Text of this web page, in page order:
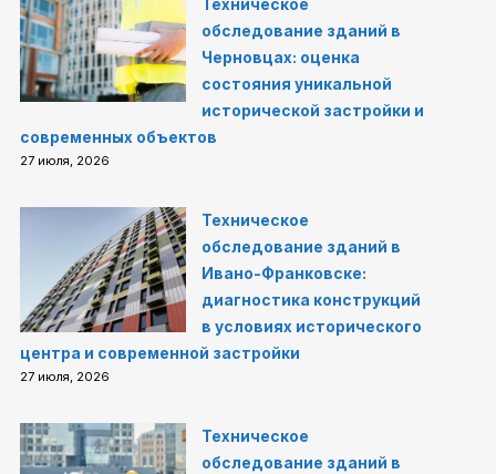
Техническое
обследование зданий в
Черновцах: оценка
состояния уникальной
исторической застройки и
современных объектов
27 июля, 2026
Техническое
обследование зданий в
Ивано-Франковске:
диагностика конструкций
в условиях исторического
центра и современной застройки
27 июля, 2026
Техническое
обследование зданий в